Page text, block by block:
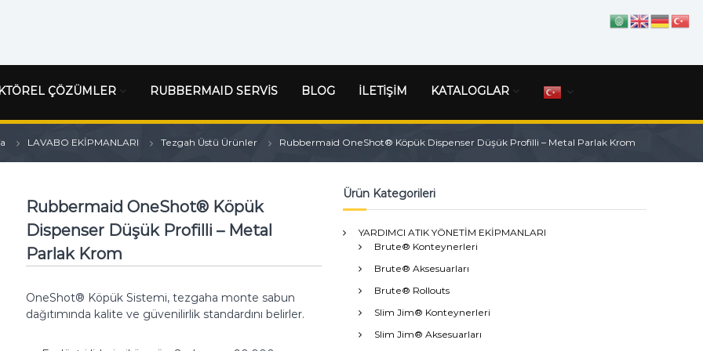
ÇÖZÜMLER RUBBERMAID SERVİS BLOG İLETİŞİM KATALOGLAR
LAVABO EKİPMANLARI Tezgah Üstü Ürünler Rubbermaid OneShot® Köpük Dispenser Düşük Profilli – Metal Parlak Krom
Rubbermaid OneShot® Köpük
Dispenser Düşük Profilli – Metal
Parlak Krom
OneShot® Köpük Sistemi, tezgaha monte sabun
dağıtımında kalite ve güvenilirlik standardını belirler.
Ürün Kategorileri
YARDIMCI ATIK YÖNETİM EKİPMANLARI
Brute® Konteynerleri
Brute® Aksesuarları
Brute® Rollouts
Slim Jim® Konteynerleri
Slim Jim® Aksesuarları